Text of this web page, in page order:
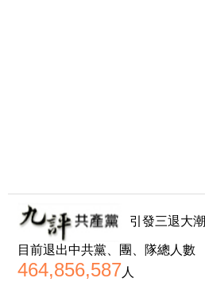
引發三退大潮
目前退出中共黨、團、隊總人數
464,856,587人